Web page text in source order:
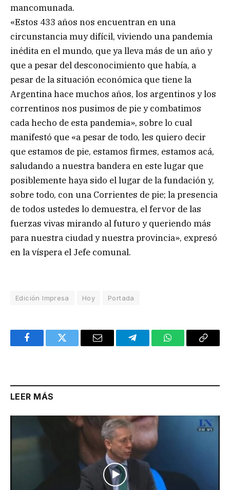
mancomunada.
«Estos 433 años nos encuentran en una
circunstancia muy difícil, viviendo una pandemia
inédita en el mundo, que ya lleva más de un año y
que a pesar del desconocimiento que había, a
pesar de la situación económica que tiene la
Argentina hace muchos años, los argentinos y los
correntinos nos pusimos de pie y combatimos
cada hecho de esta pandemia», sobre lo cual
manifestó que «a pesar de todo, les quiero decir
que estamos de pie, estamos firmes, estamos acá,
saludando a nuestra bandera en este lugar que
posiblemente haya sido el lugar de la fundación y,
sobre todo, con una Corrientes de pie; la presencia
de todos ustedes lo demuestra, el fervor de las
fuerzas vivas mirando al futuro y queriendo más
para nuestra ciudad y nuestra provincia», expresó
en la víspera el Jefe comunal.
Edición Impresa Hoy Portada
FacebookTwitter Email TelegramWhatsAppCopy
LEER MÁS